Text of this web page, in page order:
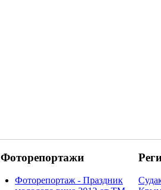
Фоторепортажи
Фоторепортаж - Праздник